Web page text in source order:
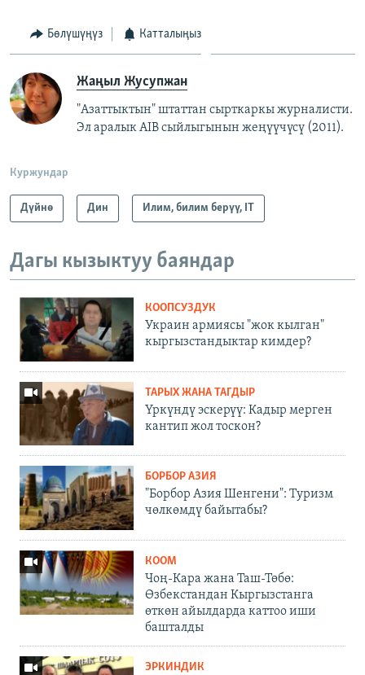
Бөлүшүңүз Катталыңыз
Жаңыл Жусупжан
"Азаттыктын" штаттан сырткаркы журналисти.
Эл аралык AIB сыйлыгынын жеңүүчүсү (2011).
Куржундар
Дүйнө Дин Илим, билим берүү, IT
Дагы кызыктуу баяндар
КООПСУЗДУК
Украин армиясы "жок кылган"
кыргызстандыктар кимдер?
ТАРЫХ ЖАНА ТАГДЫР
Үркүндү эскерүү: Кадыр мерген
кантип жол тоскон?
БОРБОР АЗИЯ
"Борбор Азия Шенгени": Туризм
чөлкөмдү байытабы?
КООМ
Чоң-Кара жана Таш-Төбө:
Өзбекстандан Кыргызстанга
өткөн айылдарда каттоо иши
башталды
ЭРКИНДИК